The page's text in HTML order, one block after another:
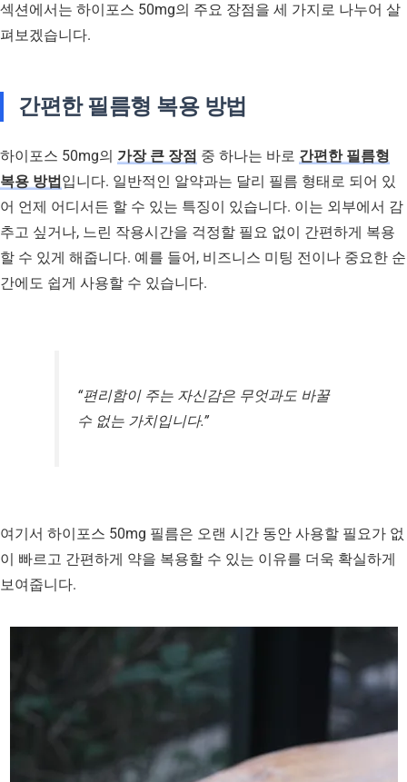
섹션에서는 하이포스 50mg의 주요 장점을 세 가지로 나누어 살
펴보겠습니다.
간편한 필름형 복용 방법
하이포스 50mg의 가장 큰 장점 중 하나는 바로 간편한 필름형
복용 방법 입니다. 일반적인 알약과는 달리 필름 형태로 되어 있
어 언제 어디서든 할 수 있는 특징이 있습니다. 이는 외부에서 감
추고 싶거나, 느린 작용시간을 걱정할 필요 없이 간편하게 복용
할 수 있게 해줍니다. 예를 들어, 비즈니스 미팅 전이나 중요한 순
간에도 쉽게 사용할 수 있습니다.
“편리함이 주는 자신감은 무엇과도 바꿀
수 없는 가치입니다.”
여기서 하이포스 50mg 필름은 오랜 시간 동안 사용할 필요가 없
이 빠르고 간편하게 약을 복용할 수 있는 이유를 더욱 확실하게
보여줍니다.